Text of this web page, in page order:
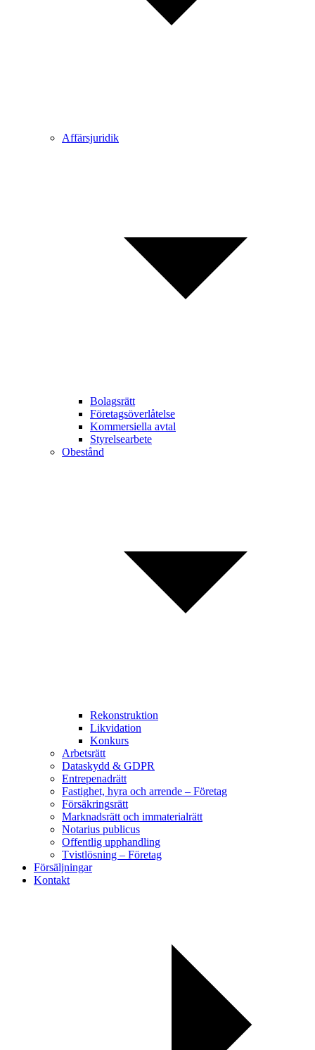
Affärsjuridik
Bolagsrätt
Företagsöverlåtelse
Kommersiella avtal
Styrelsearbete
Obestånd
Rekonstruktion
Likvidation
Konkurs
Arbetsrätt
Dataskydd & GDPR
Entrepenadrätt
Fastighet, hyra och arrende – Företag
Försäkringsrätt
Marknadsrätt och immaterialrätt
Notarius publicus
Offentlig upphandling
Tvistlösning – Företag
Försäljningar
Kontakt